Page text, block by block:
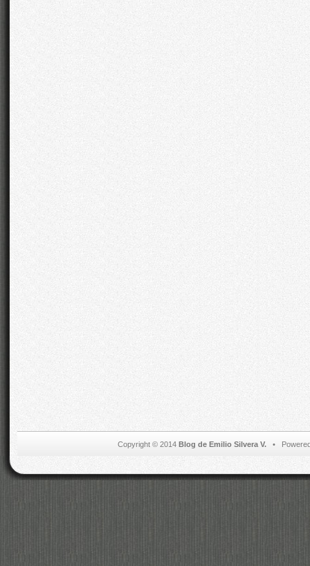
Copyright © 2014 Blog de Emilio Silvera V.•